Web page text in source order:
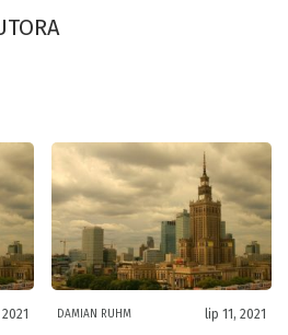
DAMIAN RUHM lip 11, 2021